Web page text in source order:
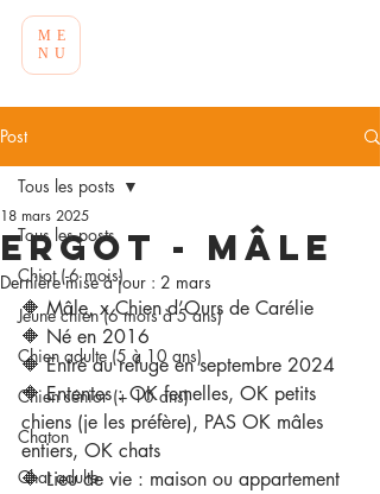
ME
NU
Post
Tous les posts
Chiot (-6 mois)
Jeune chien (6 mois à 5 ans)
Chien adulte (5 à 10 ans)
Chien sénior (+ 10 ans)
Chaton
Chat adulte
Tous les posts
Ergot - Mâle
18 mars 2025
Dernière mise à jour : 2 mars
🔶 Mâle, x Chien d’Ours de Carélie
🔶 Né en 2016
🔶 Entré au refuge en septembre 2024
🔶 Ententes : OK femelles, OK petits
chiens (je les préfère), PAS OK mâles
entiers, OK chats
🔶 Lieu de vie : maison ou appartement